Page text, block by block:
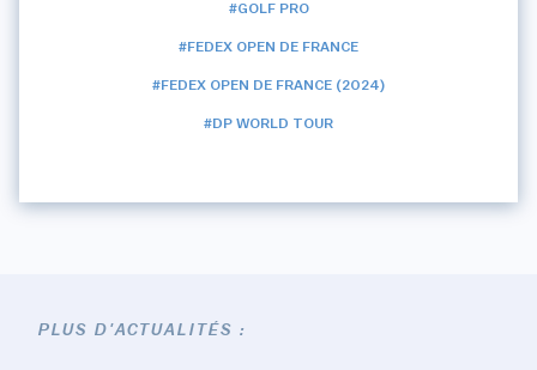
#GOLF PRO
#FEDEX OPEN DE FRANCE
#FEDEX OPEN DE FRANCE (2024)
#DP WORLD TOUR
PLUS D'ACTUALITÉS :